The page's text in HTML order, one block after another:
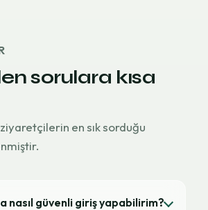
sorulara kısa
en sık sorduğu
nasıl güvenli giriş yapabilirim?